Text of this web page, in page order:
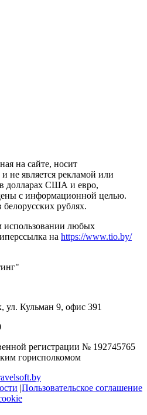
на сайте, носит
не является рекламой или
долларах США и евро,
с информационной целью.
белорусских рублях.
любых
на https://www.tio.by/
ул. Кульман 9, офис 391
регистрации № 192745765
горисполкомом
|Пользовательское соглашение